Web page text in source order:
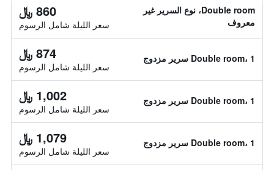
Double room، نوع السرير غير
معروف
860 ﷼
سعر الليلة شامل الرسوم
Double room، 1 سرير مزدوج 874 ﷼
سعر الليلة شامل الرسوم
Double room، 1 سرير مزدوج 1,002 ﷼
سعر الليلة شامل الرسوم
Double room، 1 سرير مزدوج 1,079 ﷼
سعر الليلة شامل الرسوم